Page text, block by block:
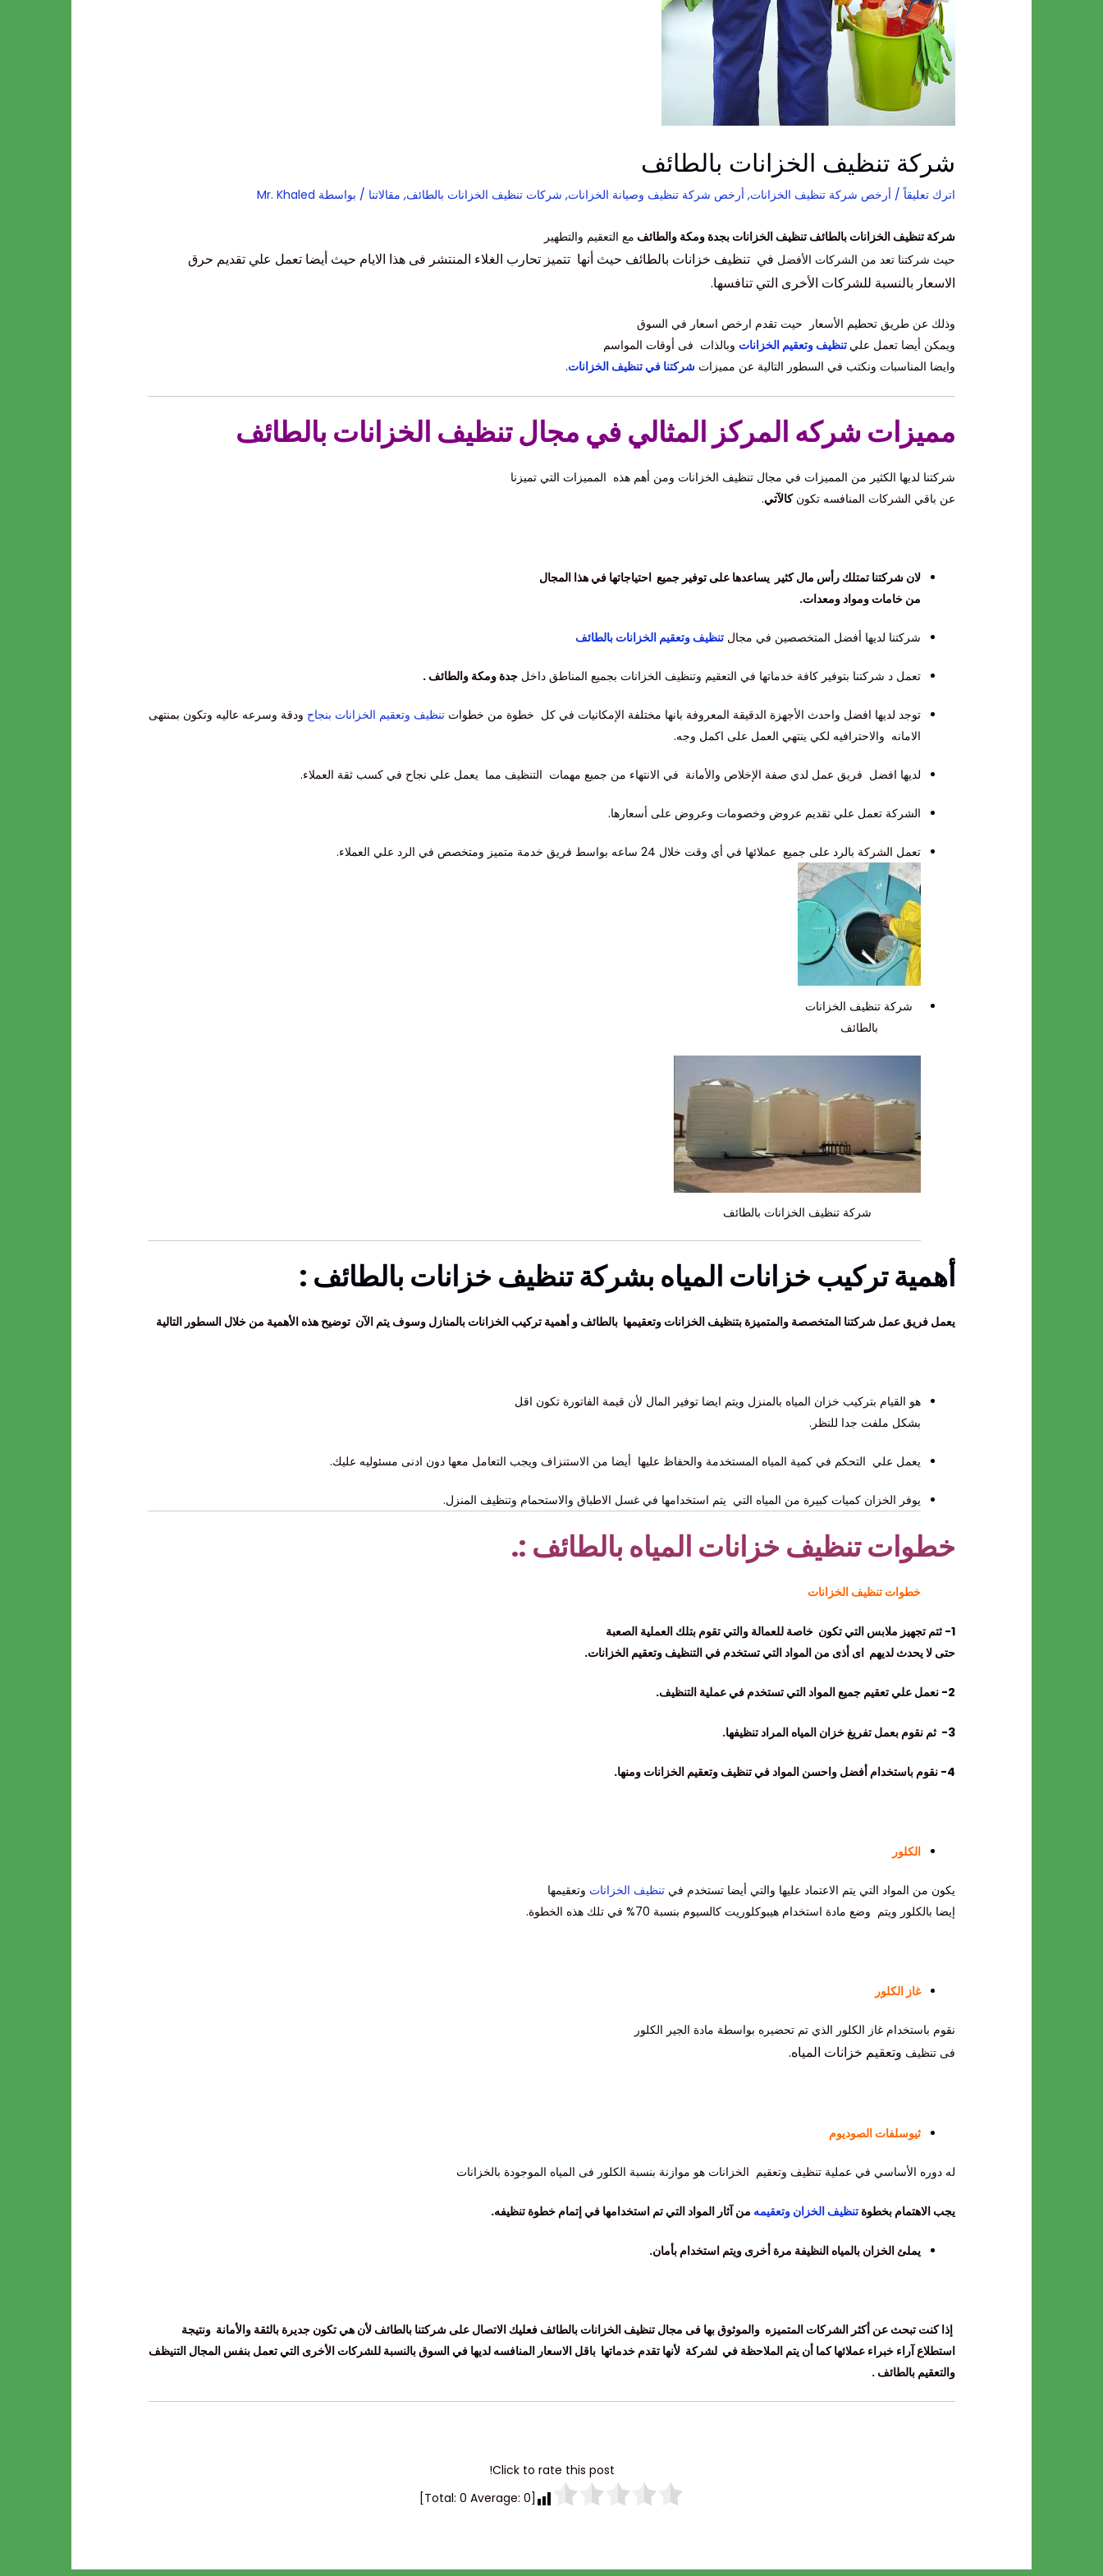
شركة تنظيف الخزانات بالطائف
اترك تعليقاً / أرخص شركة تنظيف الخزانات, أرخص شركة تنظيف وصيانة الخزانات, شركات تنظيف الخزانات بالطائف, مقالاتنا / بواسطة Mr. Khaled
شركة تنظيف الخزانات بالطائف تنظيف الخزانات بجدة ومكة والطائف مع التعقيم والتطهير
حيث شركتنا تعد من الشركات الأفضل في تنظيف خزانات بالطائف حيث أنها تتميز تحارب الغلاء المنتشر فى هذا الايام حيث أيضا تعمل علي تقديم حرق
الاسعار بالنسبة للشركات الأخرى التي تنافسها.
وذلك عن طريق تحطيم الأسعار حيت تقدم ارخص اسعار في السوق
ويمكن أيضا تعمل علي تنظيف وتعقيم الخزانات وبالذات فى أوقات المواسم
وايضا المناسبات ونكتب في السطور التالية عن مميزاتشركتنا في تنظيف الخزانات.
مميزات شركه المركز المثالي في مجال تنظيف الخزانات بالطائف
شركتنا لديها الكثير من المميزات في مجال تنظيف الخزانات ومن أهم هذه المميزات التي تميزنا
عن باقي الشركات المنافسه تكونكالآتي.
لان شركتنا تمتلك رأس مال كثير يساعدها على توفير جميع احتياجاتها في هذا المجال
من خامات ومواد ومعدات.
شركتنا لديها أفضل المتخصصين في مجالتنظيف وتعقيم الخزانات بالطائف
تعمل د شركتنا بتوفير كافة خدماتها في التعقيم وتنظيف الخزانات بجميع المناطق داخلجدة ومكة والطائف .
توجد لديها افضل واحدث الأجهزة الدقيقة المعروفة بانها مختلفة الإمكانيات في كل خطوة من خطواتتنظيف وتعقيم الخزانات بنجاح ودقة وسرعه عاليه وتكون بمنتهى
الامانه والاحترافيه لكي ينتهي العمل على اكمل وجه.
لديها افضل فريق عمل لدي صفة الإخلاص والأمانة في الانتهاء من جميع مهمات التنظيف مما يعمل علي نجاح في كسب ثقة العملاء.
الشركة تعمل علي تقديم عروض وخصومات وعروض على أسعارها.
تعمل الشركة بالرد على جميع عملائها في أي وقت خلال 24 ساعه بواسط فريق خدمة متميز ومتخصص في الرد علي العملاء.
شركة تنظيف الخزانات
بالطائف
شركة تنظيف الخزانات بالطائف
أهمية تركيب خزانات المياه بشركة تنظيف خزانات بالطائف :
يعمل فريق عمل شركتنا المتخصصة والمتميزة بتنظيف الخزانات وتعقيمها بالطائف و أهمية تركيب الخزانات بالمنازل وسوف يتم الآن توضيح هذه الأهمية من خلال السطور التالية
هو القيام بتركيب خزان المياه بالمنزل ويتم ايضا توفير المال لأن قيمة الفاتورة تكون اقل
بشكل ملفت جدا للنظر.
يعمل علي التحكم في كمية المياه المستخدمة والحفاظ عليها أيضا من الاستنزاف ويجب التعامل معها دون ادنى مسئوليه عليك.
يوفر الخزان كميات كبيرة من المياه التي يتم استخدامها في غسل الاطباق والاستحمام وتنظيف المنزل.
خطوات تنظيف خزانات المياه بالطائف :.
خطوات تنظيف الخزانات
1- ثتم تجهيز ملابس التي تكون خاصة للعمالة والتي تقوم بتلك العملية الصعبة
حتى لا يحدث لديهم اى أذى من المواد التي تستخدم في التنظيف وتعقيم الخزانات.
2- نعمل علي تعقيم جميع المواد التي تستخدم في عملية التنظيف.
3- ثم نقوم بعمل تفريغ خزان المياه المراد تنظيفها.
4- نقوم باستخدام أفضل واحسن المواد في تنظيف وتعقيم الخزانات ومنها.
الكلور
يكون من المواد التي يتم الاعتماد عليها والتي أيضا تستخدم في تنظيف الخزانات وتعقيمها
إيضا بالكلور ويتم وضع مادة استخدام هيبوكلوريت كالسيوم بنسبة 70% في تلك هذه الخطوة.
غاز الكلور
نقوم باستخدام غاز الكلور الذي تم تحضيره بواسطة مادة الجير الكلور
فى تنظيف وتعقيم خزانات المياه.
ثيوسلفات الصوديوم
له دوره الأساسي في عملية تنظيف وتعقيم الخزانات هو موازنة بنسبة الكلور فى المياه الموجودة بالخزانات
يجب الاهتمام بخطوةتنظيف الخزان وتعقيمه من آثار المواد التي تم استخدامها في إتمام خطوة تنظيفه.
يملئ الخزان بالمياه النظيفة مرة أخرى ويتم استخدام بأمان.
إذا كنت تبحث عن أكثر الشركات المتميزه والموثوق بها فى مجال تنظيف الخزانات بالطائف فعليك الاتصال على شركتنا بالطائف لأن هي تكون جديرة بالثقة والأمانة ونتيجة
استطلاع آراء خبراء عملائها كما أن يتم الملاحظة في لشركة لأنها تقدم خدماتها باقل الاسعار المنافسه لديها في السوق بالنسبة للشركات الأخرى التي تعمل بنفس المجال التنيظف
والتعقيم بالطائف .
Click to rate this post!
[Total:
0 Average: 0
]